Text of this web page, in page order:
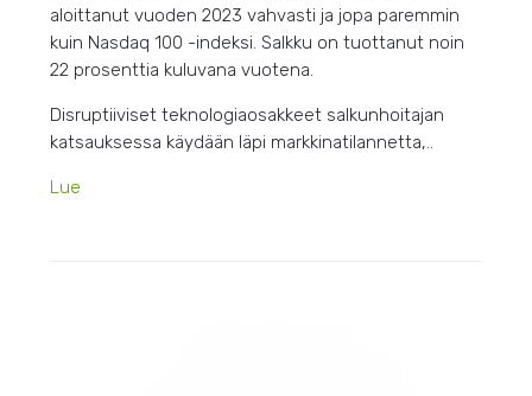
aloittanut vuoden 2023 vahvasti ja jopa paremmin
kuin Nasdaq 100 -indeksi. Salkku on tuottanut noin
22 prosenttia kuluvana vuotena.
Disruptiiviset teknologiaosakkeet salkunhoitajan
katsauksessa käydään läpi markkinatilannetta,..
Lue